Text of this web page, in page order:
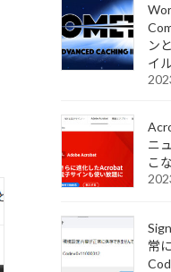
ン
イ
ニ
こ
常